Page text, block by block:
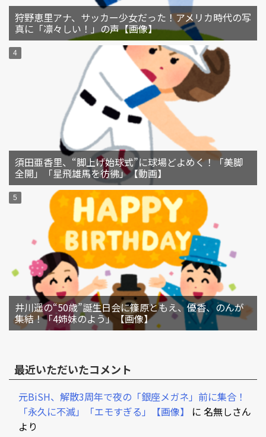
狩野恵里アナ、サッカー少女だった！アメリカ時代の写
真に「凛々しい！」の声【画像】
須田亜香里、“脚上げ始球式”に球場どよめく！「美脚
全開」「星飛雄馬を彷彿」【動画】
井川遥の“50歳”誕生日会に篠原ともえ、優香、のんが
集結！「4姉妹のよう」【画像】
最近いただいたコメント
元BiSH、解散3周年で夜の「銀座メガネ」前に集合！
「永久に不滅」「エモすぎる」【画像】
に 名無しさん
より